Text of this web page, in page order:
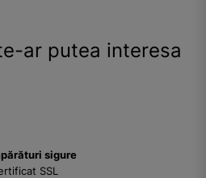
ar putea interesa
sigure
SSL